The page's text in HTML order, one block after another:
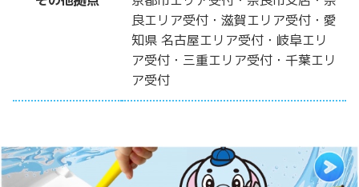
良エリア受付・滋賀エリア受付・愛
知県 名古屋エリア受付・岐阜エリ
ア受付・三重エリア受付・千葉エリ
ア受付